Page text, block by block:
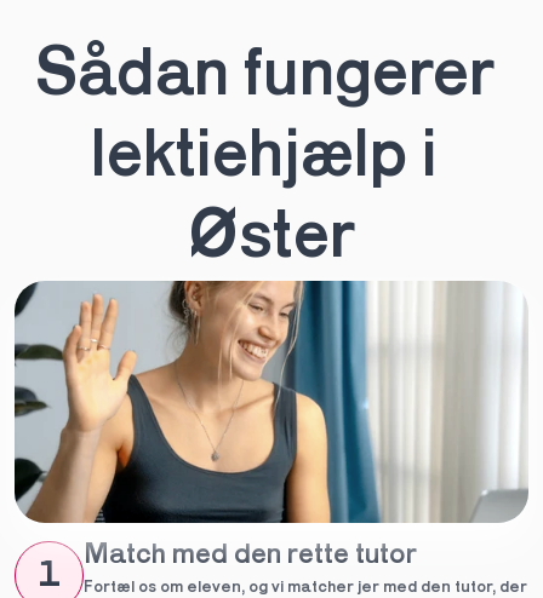
Sådan fungerer
lektiehjælp i
Øster
1
Match med den rette tutor
Fortæl os om eleven, og vi matcher jer med den tutor, der